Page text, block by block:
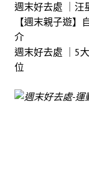
週末好去處 ｜汪
【週末親子遊】
介
週末好去處 ｜5
位